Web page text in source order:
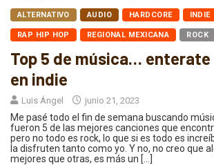
ALTERNATIVO AUDIO HARDCORE INDIE
RAP HIP HOP REGIONAL MEXICANA ROCK
Top 5 de música… enterate
en indie
Luis Ángel junio 21, 2023
Me pasé todo el fin de semana buscando
fueron 5 de las mejores canciones que
pero no todo es rock, lo que si es todo es
la disfruten tanto como yo. Y no, no creo que
mejores que otras, es más un […]